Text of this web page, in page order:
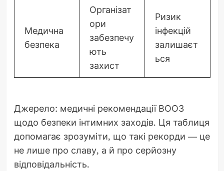
Медична
безпека
Організат
ори
забезпечу
ють
захист
Ризик
інфекцій
залишаєт
ься
Джерело: медичні рекомендації ВООЗ
щодо безпеки інтимних заходів. Ця таблиця
допомагає зрозуміти, що такі рекорди — це
не лише про славу, а й про серйозну
відповідальність.